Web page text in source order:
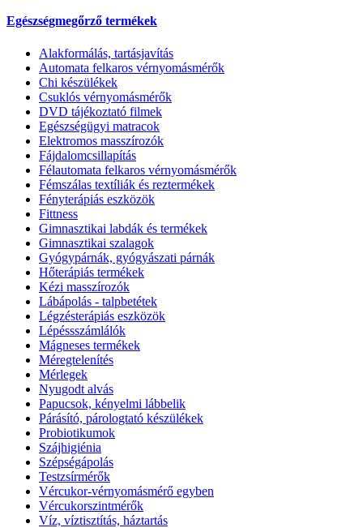
Egészségmegőrző termékek
Alakformálás, tartásjavítás
Automata felkaros vérnyomásmérők
Chi készülékek
Csuklós vérnyomásmérők
DVD tájékoztató filmek
Egészségügyi matracok
Elektromos masszírozók
Fájdalomcsillapítás
Félautomata felkaros vérnyomásmérők
Fémszálas textíliák és reztermékek
Fényterápiás eszközök
Fittness
Gimnasztikai labdák és termékek
Gimnasztikai szalagok
Gyógypárnák, gyógyászati párnák
Hőterápiás termékek
Kézi masszírozók
Lábápolás - talpbetétek
Légzésterápiás eszközök
Lépéssszámlálók
Mágneses termékek
Méregtelenítés
Mérlegek
Nyugodt alvás
Papucsok, kényelmi lábbelik
Párásító, párologtató készülékek
Probiotikumok
Szájhigiénia
Szépségápolás
Testzsírmérők
Vércukor-vérnyomásmérő egyben
Vércukorszintmérők
Víz, víztisztítás, háztartás